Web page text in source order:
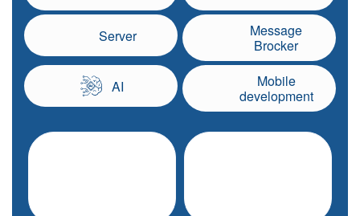
Server
Message
Brocker
AI
Mobile
development